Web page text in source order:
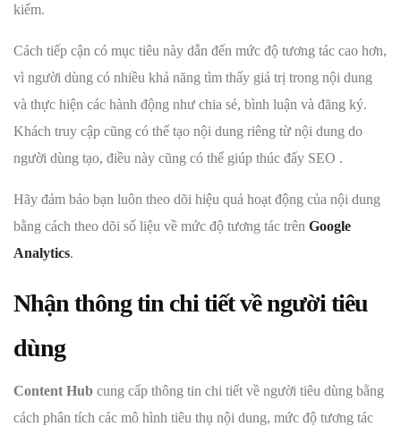
kiếm.
Cách tiếp cận có mục tiêu này dẫn đến mức độ tương tác cao hơn,
vì người dùng có nhiều khả năng tìm thấy giá trị trong nội dung
và thực hiện các hành động như chia sẻ, bình luận và đăng ký.
Khách truy cập cũng có thể tạo nội dung riêng từ nội dung do
người dùng tạo, điều này cũng có thể giúp thúc đẩy SEO .
Hãy đảm bảo bạn luôn theo dõi hiệu quả hoạt động của nội dung
bằng cách theo dõi số liệu về mức độ tương tác trên Google
Analytics.
Nhận thông tin chi tiết về người tiêu
dùng
Content Hub cung cấp thông tin chi tiết về người tiêu dùng bằng
cách phân tích các mô hình tiêu thụ nội dung, mức độ tương tác